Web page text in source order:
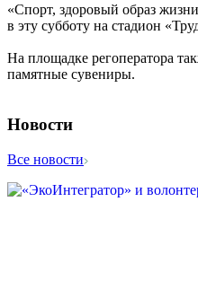
«Спорт, здоровый образ
в эту субботу на стадион
На площадке регоператора
памятные сувениры.
Новости
Все новости